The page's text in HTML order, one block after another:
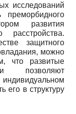
исследований
преморбидного
развития
расстройства.
защитного
можно
что развитые
позволяют
его в структуру